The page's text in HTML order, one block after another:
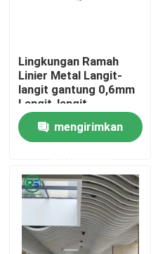
Kontrol kualitas
Hubungi kami
Panel Dinding Aluminium
Panel Sarang Lebah
Lingkungan Ramah
Linier Metal Langit-
langit gantung 0,6mm
Langit-langit
aluminium putih
mengirimkan